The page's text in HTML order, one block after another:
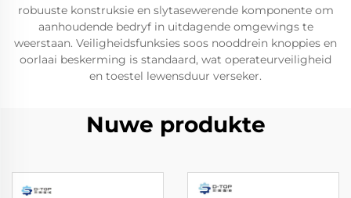
robuuste konstruksie en slytasewerende komponente om
aanhoudende bedryf in uitdagende omgewings te
weerstaan. Veiligheidsfunksies soos nooddrein knoppies en
oorlaai beskerming is standaard, wat operateurveiligheid
en toestel lewensduur verseker.
Nuwe produkte